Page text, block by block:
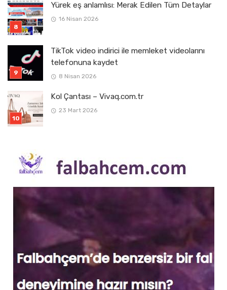
Yürek eş anlamlısı: Merak Edilen Tüm Detaylar
16 Nisan 2026
TikTok video indirici ile memleket videolarını
telefonuna kaydet
8 Nisan 2026
Kol Çantası – Vivaq.com.tr
23 Mart 2026